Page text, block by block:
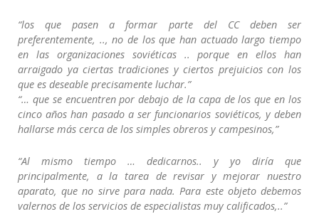
“los que pasen a formar parte del CC deben ser
preferentemente, .., no de los que han actuado largo tiempo
en las organizaciones soviéticas .. porque en ellos han
arraigado ya ciertas tradiciones y ciertos prejuicios con los
que es deseable precisamente luchar.”
“… que se encuentren por debajo de la capa de los que en los
cinco años han pasado a ser funcionarios soviéticos, y deben
hallarse más cerca de los simples obreros y campesinos,”
“Al mismo tiempo … dedicarnos.. y yo diría que
principalmente, a la tarea de revisar y mejorar nuestro
aparato, que no sirve para nada. Para este objeto debemos
valernos de los servicios de especialistas muy calificados,..”